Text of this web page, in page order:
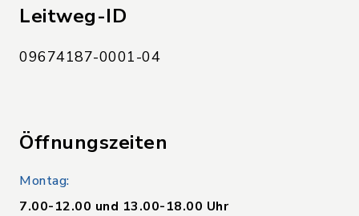
Leitweg-ID
09674187-0001-04
Öffnungszeiten
Montag:
7.00-12.00 und 13.00-18.00 Uhr